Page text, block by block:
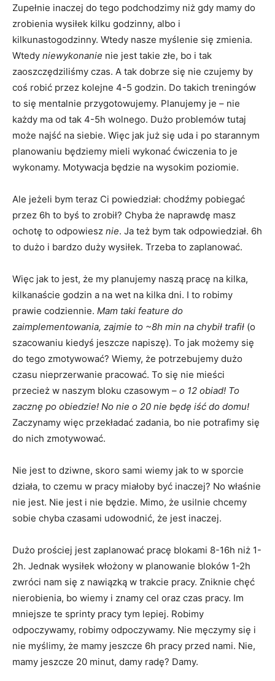
Zupełnie inaczej do tego podchodzimy niż gdy mamy do
zrobienia wysiłek kilku godzinny, albo i
kilkunastogodzinny. Wtedy nasze myślenie się zmienia.
Wtedy niewykonanie nie jest takie złe, bo i tak
zaoszczędziliśmy czas. A tak dobrze się nie czujemy by
coś robić przez kolejne 4-5 godzin. Do takich treningów
to się mentalnie przygotowujemy. Planujemy je – nie
każdy ma od tak 4-5h wolnego. Dużo problemów tutaj
może najść na siebie. Więc jak już się uda i po starannym
planowaniu będziemy mieli wykonać ćwiczenia to je
wykonamy. Motywacja będzie na wysokim poziomie.
Ale jeżeli bym teraz Ci powiedział: chodźmy pobiegać
przez 6h to byś to zrobił? Chyba że naprawdę masz
ochotę to odpowiesz nie. Ja też bym tak odpowiedział. 6h
to dużo i bardzo duży wysiłek. Trzeba to zaplanować.
Więc jak to jest, że my planujemy naszą pracę na kilka,
kilkanaście godzin a na wet na kilka dni. I to robimy
prawie codziennie. Mam taki feature do
zaimplementowania, zajmie to ~8h min na chybił trafił (o
szacowaniu kiedyś jeszcze napiszę). To jak możemy się
do tego zmotywować? Wiemy, że potrzebujemy dużo
czasu nieprzerwanie pracować. To się nie mieści
przecież w naszym bloku czasowym – o 12 obiad! To
zacznę po obiedzie! No nie o 20 nie będę iść do domu!
Zaczynamy więc przekładać zadania, bo nie potrafimy się
do nich zmotywować.
Nie jest to dziwne, skoro sami wiemy jak to w sporcie
działa, to czemu w pracy miałoby być inaczej? No właśnie
nie jest. Nie jest i nie będzie. Mimo, że usilnie chcemy
sobie chyba czasami udowodnić, że jest inaczej.
Dużo prościej jest zaplanować pracę blokami 8-16h niż 1-
2h. Jednak wysiłek włożony w planowanie bloków 1-2h
zwróci nam się z nawiązką w trakcie pracy. Zniknie chęć
nierobienia, bo wiemy i znamy cel oraz czas pracy. Im
mniejsze te sprinty pracy tym lepiej. Robimy
odpoczywamy, robimy odpoczywamy. Nie męczymy się i
nie myślimy, że mamy jeszcze 6h pracy przed nami. Nie,
mamy jeszcze 20 minut, damy radę? Damy.